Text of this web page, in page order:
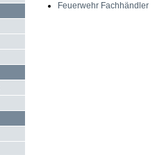
Feuerwehr Fachhändler